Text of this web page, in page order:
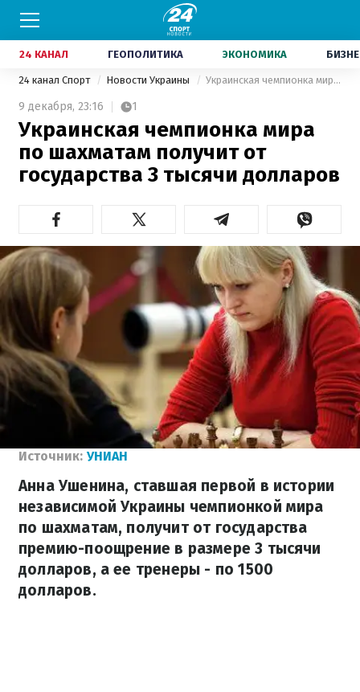
24 КАНАЛ ГЕОПОЛИТИКА ЭКОНОМИКА
24 канал Спорт Новости Украины Украинская чемпионка мира по шахматам получит от государства 3 тысячи долларов
9 декабря, 23:16 1
Украинская чемпионка мира
по шахматам получит от
государства 3 тысячи долларов
Источник: УНИАН
Анна Ушенина, ставшая первой в истории
независимой Украины чемпионкой мира
по шахматам, получит от государства
премию-поощрение в размере 3 тысячи
долларов, а ее тренеры - по 1500
долларов.